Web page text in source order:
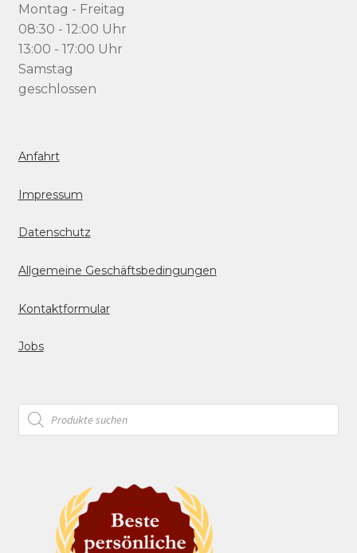
Montag - Freitag
08:30 - 12:00 Uhr
13:00 - 17:00 Uhr
Samstag
geschlossen
Anfahrt
Impressum
Datenschutz
Allgemeine Geschäftsbedingungen
Kontaktformular
Jobs
Products
search